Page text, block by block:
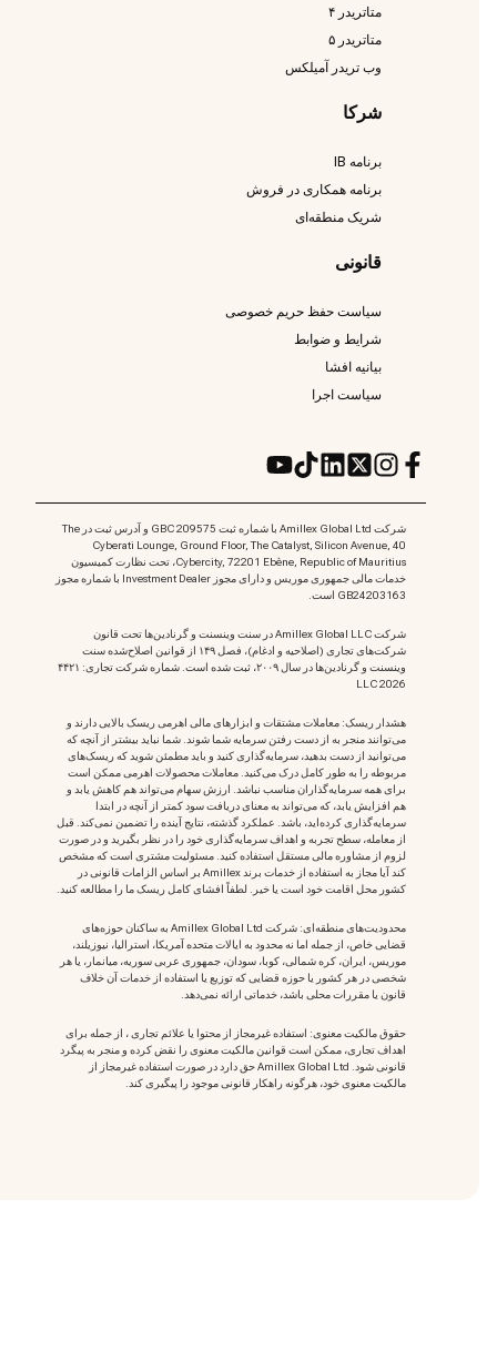
متاتریدر ۴
متاتریدر ۵
وب تریدر آمیلکس
شرکا
برنامه IB
برنامه همکاری در فروش
شریک منطقه‌ای
قانونی
سیاست حفظ حریم خصوصی
شرایط و ضوابط
بیانیه افشا
سیاست اجرا
شرکت Amillex Global Ltd با شماره ثبت 209575 GBC و آدرس ثبت در The
Cyberati Lounge, Ground Floor, The Catalyst, Silicon Avenue, 40
Cybercity, 72201 Ebène, Republic of Mauritius، تحت نظارت کمیسیون
خدمات مالی جمهوری موریس و دارای مجوز Investment Dealer با شماره مجوز
GB24203163 است.
شرکت Amillex Global LLC در سنت وینسنت و گرنادین‌ها تحت قانون
شرکت‌های تجاری (اصلاحیه و ادغام)، فصل ۱۴۹ از قوانین اصلاح‌شده سنت
وینسنت و گرنادین‌ها در سال ۲۰۰۹، ثبت شده است. شماره شرکت تجاری: ۴۴۲۱
LLC 2026
هشدار ریسک: معاملات مشتقات و ابزارهای مالی اهرمی ریسک بالایی دارند و
می‌توانند منجر به از دست رفتن سرمایه شما شوند. شما نباید بیشتر از آنچه که
می‌توانید از دست بدهید، سرمایه‌گذاری کنید و باید مطمئن شوید که ریسک‌های
مربوطه را به طور کامل درک می‌کنید. معاملات محصولات اهرمی ممکن است
برای همه سرمایه‌گذاران مناسب نباشد. ارزش سهام می‌تواند هم کاهش یابد و
هم افزایش یابد، که می‌تواند به معنای دریافت سود کمتر از آنچه در ابتدا
سرمایه‌گذاری کرده‌اید، باشد. عملکرد گذشته، نتایج آینده را تضمین نمی‌کند. قبل
از معامله، سطح تجربه و اهداف سرمایه‌گذاری خود را در نظر بگیرید و در صورت
لزوم از مشاوره مالی مستقل استفاده کنید. مسئولیت مشتری است که مشخص
کند آیا مجاز به استفاده از خدمات برند Amillex بر اساس الزامات قانونی در
کشور محل اقامت خود است یا خیر. لطفاً افشای کامل ریسک ما را مطالعه کنید.
محدودیت‌های منطقه‌ای: شرکت Amillex Global Ltd به ساکنان حوزه‌های
قضایی خاص، از جمله اما نه محدود به ایالات متحده آمریکا، استرالیا، نیوزیلند،
موریس، ایران، کره شمالی، کوبا، سودان، جمهوری عربی سوریه، میانمار، یا هر
شخصی در هر کشور یا حوزه قضایی که توزیع یا استفاده از خدمات آن خلاف
قانون یا مقررات محلی باشد، خدماتی ارائه نمی‌دهد.
حقوق مالکیت معنوی: استفاده غیرمجاز از محتوا یا علائم تجاری، از جمله برای
اهداف تجاری، ممکن است قوانین مالکیت معنوی را نقض کرده و منجر به پیگرد
قانونی شود. Amillex Global Ltd حق دارد در صورت استفاده غیرمجاز از
مالکیت معنوی خود، هرگونه راهکار قانونی موجود را پیگیری کند.